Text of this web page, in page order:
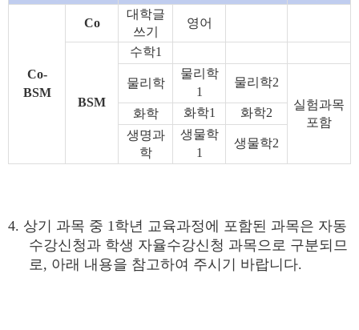
Co-
BSM
Co
대학글
쓰기
영어
BSM
수학1
물리학
물리학
1
물리학2
실험과목
포함
화학 화학1 화학2
생명과
학
생물학
1
생물학2
4. 상기 과목 중 1학년 교육과정에 포함된 과목은 자동
수강신청과 학생 자율수강신청 과목으로 구분되므
로, 아래 내용을 참고하여 주시기 바랍니다.